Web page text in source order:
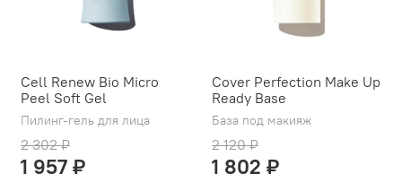
Cell Renew Bio Micro
Peel Soft Gel
Пилинг-гель для лица
2 302 ₽
1 957 ₽
Cover Perfection Make Up
Ready Base
База под макияж
2 120 ₽
1 802 ₽